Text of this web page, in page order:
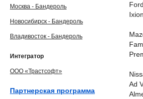
Ford
Ad
Москва - Бандероль
Новосибирск - Бандероль
Владивосток - Бандероль
Интегратор
ООО «Трастсофт»
Партнерская программа